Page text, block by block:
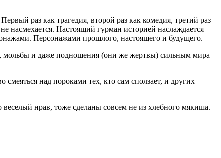
раз как трагедия, второй раз как комедия, третий раз
насмехается. Настоящий гурман историей наслаждается
Персонажами прошлого, настоящего и будущего.
мольбы и даже подношения (они же жертвы) сильным мира
смеяться над пороками тех, кто сам сползает, и других
нрав, тоже сделаны совсем не из хлебного мякиша.